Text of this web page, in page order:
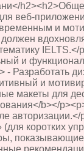
веб-
и
должен
IELTS.</
и
- Разработать
и
макеты для
b></
коротких